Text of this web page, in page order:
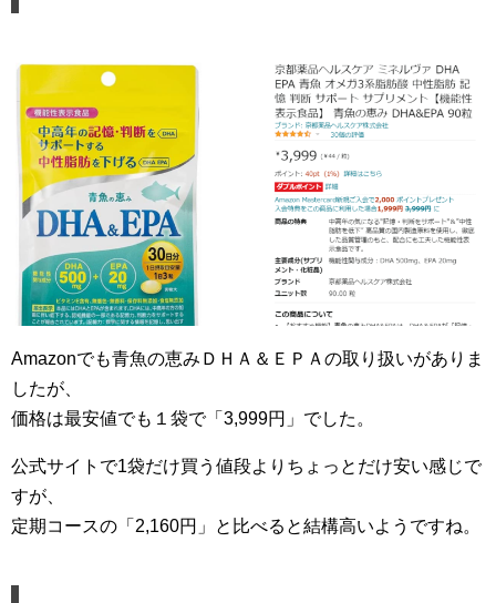
Amazonでも青魚の恵みＤＨＡ＆ＥＰＡの取り扱いがありま
したが、
価格は最安値でも１袋で「3,999円」でした。
公式サイトで1袋だけ買う値段よりちょっとだけ安い感じで
すが、
定期コースの「2,160円」と比べると結構高いようですね。